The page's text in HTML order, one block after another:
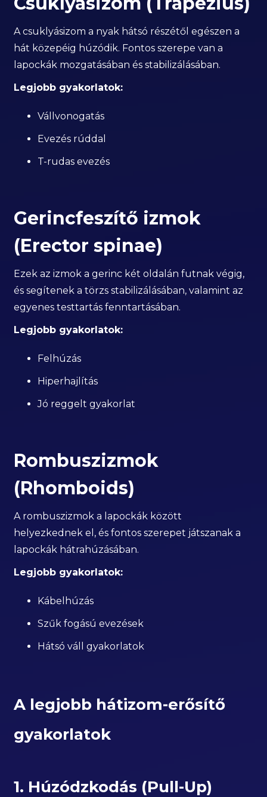
A csuklyásizom a nyak hátsó részétől egészen a
hát közepéig húzódik. Fontos szerepe van a
lapockák mozgatásában és stabilizálásában.
Legjobb gyakorlatok:
Vállvonogatás
Evezés rúddal
T-rudas evezés
Gerincfeszítő izmok
(Erector spinae)
Ezek az izmok a gerinc két oldalán futnak végig,
és segítenek a törzs stabilizálásában, valamint az
egyenes testtartás fenntartásában.
Legjobb gyakorlatok:
Felhúzás
Hiperhajlítás
Jó reggelt gyakorlat
Rombuszizmok
(Rhomboids)
A rombuszizmok a lapockák között
helyezkednek el, és fontos szerepet játszanak a
lapockák hátrahúzásában.
Legjobb gyakorlatok:
Kábelhúzás
Szűk fogású evezések
Hátsó váll gyakorlatok
A legjobb hátizom-erősítő
gyakorlatok
1. Húzódzkodás (Pull-Up)